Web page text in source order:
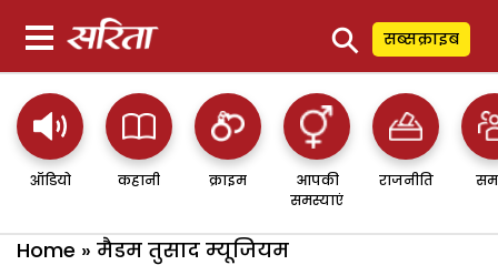
⚲ सब्सक्राइब
ऑडियो कहानी क्राइम
आपकी
समस्याएं
राजनीति
Home » मैडम तुसाद म्यूजियम